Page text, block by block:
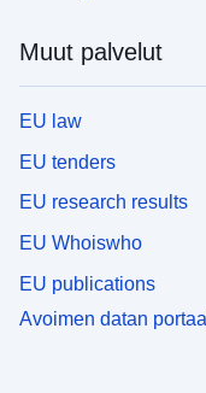
Muut palvelut
EU law
EU tenders
EU research results
EU Whoiswho
EU publications
Avoimen datan